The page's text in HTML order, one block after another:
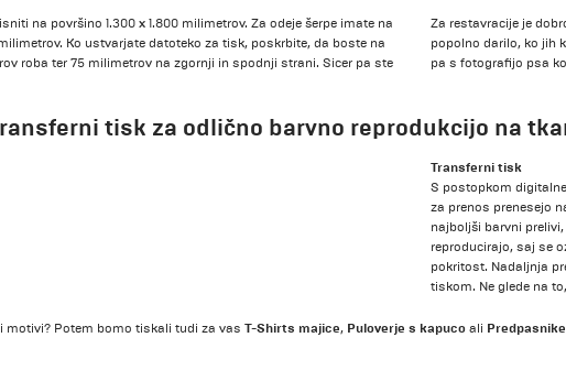
na površino 1.300 x 1.800 milimetrov. Za odeje šerpe imate na
Ko ustvarjate datoteko za tisk, poskrbite, da boste na
roba ter 75 milimetrov na zgornji in spodnji strani. Sicer pa ste
Za restavracije je
popolno darilo, ko jih
pa s fotografijo psa
tisk za odlično barvno reprodukcijo na
Transferni tisk
S postopkom
za prenos prenesejo
najboljši barvni
reproducirajo, saj se
pokritost. Nadaljnja
tiskom. Ne glede na
motivi? Potem bomo tiskali tudi za vasT-Shirts majice, Puloverje s kapuco ali Predpasnike